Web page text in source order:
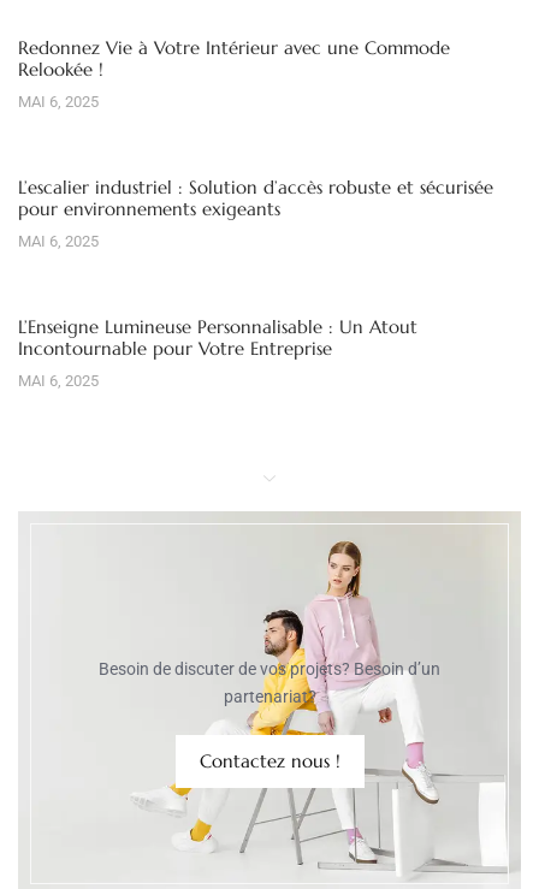
Redonnez Vie à Votre Intérieur avec une Commode
Relookée !
MAI 6, 2025
L’escalier industriel : Solution d’accès robuste et sécurisée
pour environnements exigeants
MAI 6, 2025
L’Enseigne Lumineuse Personnalisable : Un Atout
Incontournable pour Votre Entreprise
MAI 6, 2025
Besoin de discuter de vos projets? Besoin d’un
partenariat?
Contactez nous !